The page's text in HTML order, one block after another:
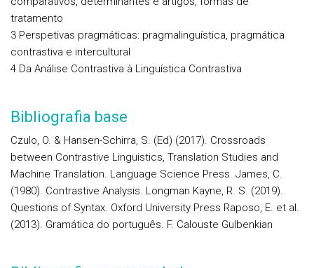
tratamento
3 Perspetivas pragmáticas: pragmalinguística, pragmática
contrastiva e intercultural
4 Da Análise Contrastiva à Linguística Contrastiva
Bibliografia base
Czulo, O. & Hansen-Schirra, S. (Ed) (2017). Crossroads
between Contrastive Linguistics, Translation Studies and
Machine Translation. Language Science Press. James, C.
(1980). Contrastive Analysis. Longman Kayne, R. S. (2019).
Questions of Syntax. Oxford University Press Raposo, E. et al.
(2013). Gramática do português. F. Calouste Gulbenkian